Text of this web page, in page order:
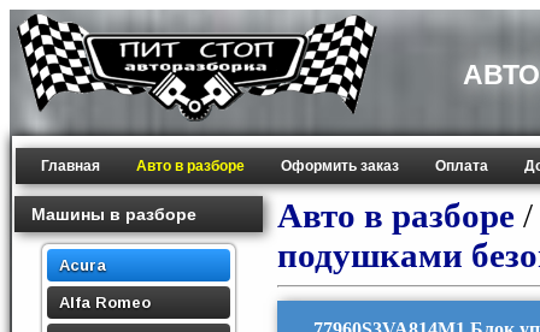
Главная Авто в разборе Оформить заказ Оплата
Машины в разборе
Acura
Alfa Romeo
Авто в разборе /
подушками